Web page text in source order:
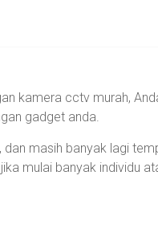
kamera cctv murah,
gadget anda.
masih banyak lagi
mulai banyak individu